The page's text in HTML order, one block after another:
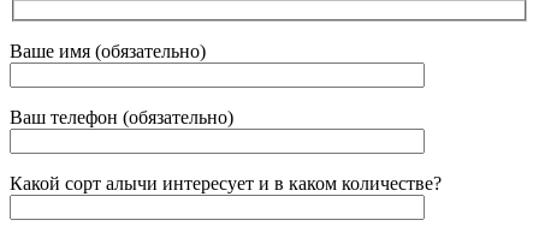
Ваше имя (обязательно)
Ваш телефон (обязательно)
Какой сорт алычи интересует и в каком количестве?